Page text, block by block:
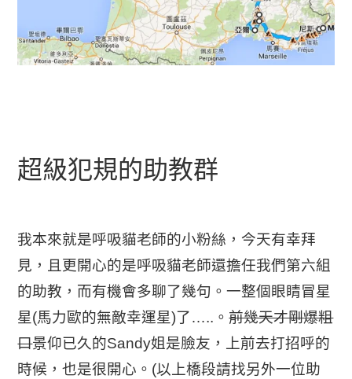
超級犯規的助教群
我本來就是呼吸貓老師的小粉絲，今天有幸拜
見，且更開心的是呼吸貓老師還擔任我們第六組
的助教，而有機會多聊了幾句。一整個眼睛冒星
星(馬力歐的無敵幸運星)了…..。前幾天才剛爆粗
口景仰已久的Sandy姐是臉友，上前去打招呼的
時候，也是很開心。(以上橋段請找另外一位助